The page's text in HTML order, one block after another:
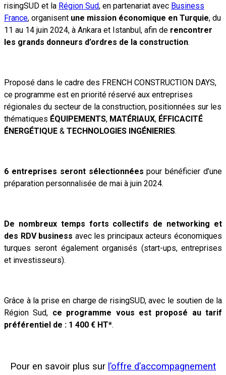
risingSUD et la Région Sud, en partenariat avec Business
France, organisent une mission économique en Turquie, du
11 au 14 juin 2024, à Ankara et Istanbul, afin de rencontrer
les grands donneurs d’ordres de la construction.
Proposé dans le cadre des FRENCH CONSTRUCTION DAYS,
ce programme est en priorité réservé aux entreprises
régionales du secteur de la construction, positionnées sur les
thématiques ÉQUIPEMENTS, MATÉRIAUX, ÉFFICACITÉ
ÉNERGÉTIQUE & TECHNOLOGIES INGÉNIERIES.
6 entreprises seront sélectionnées pour bénéficier d’une
préparation personnalisée de mai à juin 2024.
De nombreux temps forts collectifs de networking et
des RDV business avec les principaux acteurs économiques
turques seront également organisés (start-ups, entreprises
et investisseurs).
Grâce à la prise en charge de risingSUD, avec le soutien de la
Région Sud, ce programme vous est proposé au tarif
préférentiel de : 1 400 € HT*.
Pour en savoir plus sur l’offre d’accompagnement